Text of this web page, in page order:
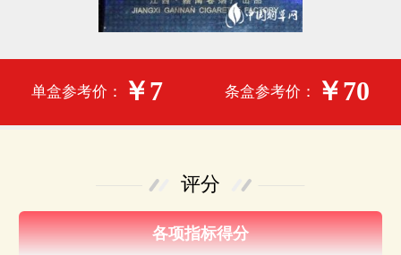
单盒参考价： ￥7 条盒参考价： ￥70
评分
各项指标得分